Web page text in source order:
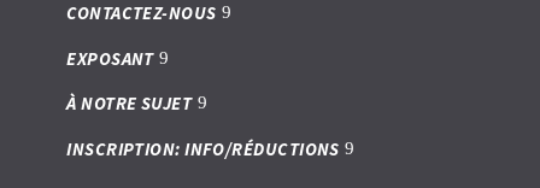
CONTACTEZ-NOUS
EXPOSANT
À NOTRE SUJET
INSCRIPTION: INFO/RÉDUCTIONS